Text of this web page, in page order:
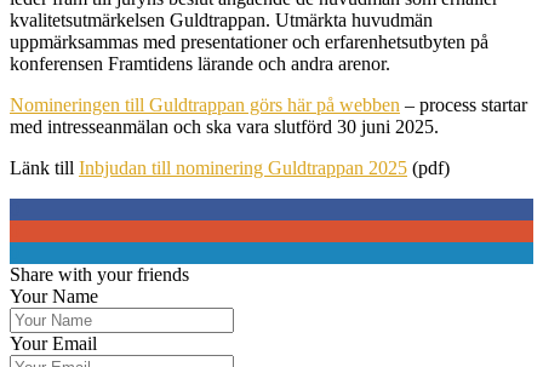
kvalitetsutmärkelsen Guldtrappan. Utmärkta huvudmän
uppmärksammas med presentationer och erfarenhetsutbyten på
konferensen Framtidens lärande och andra arenor.
Nomineringen till Guldtrappan görs här på webben – process startar
med intresseanmälan och ska vara slutförd 30 juni 2025.
Länk till Inbjudan till nominering Guldtrappan 2025 (pdf)
Share with your friends
Your Name
Your Email